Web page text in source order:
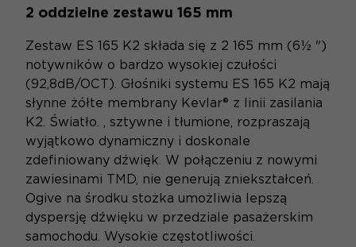
2 oddzielne zestawu 165 mm
Zestaw ES 165 K2 składa się z 2 165 mm (6½ ")
notywników o bardzo wysokiej czułości
(92,8dB/OCT). Głośniki systemu ES 165 K2 mają
słynne żółte membrany Kevlar® z linii zasilania
K2. Światło. , sztywne i tłumione, rozpraszają
wyjątkowo dynamiczny i doskonale
zdefiniowany dźwięk. W połączeniu z nowymi
zawiesinami TMD, nie generują zniekształceń.
Ogive na środku stożka umożliwia lepszą
dyspersję dźwięku w przedziale pasażerskim
samochodu. Wysokie częstotliwości.